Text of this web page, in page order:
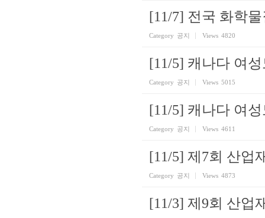
[11/7] 전국 화학
Category 공지 Views 4820
[11/5] 캐나다 여
Category 공지 Views 5015
[11/5] 캐나다 여
Category 공지 Views 4611
[11/5] 제7회 산업
Category 공지 Views 4873
[11/3] 제9회 산업